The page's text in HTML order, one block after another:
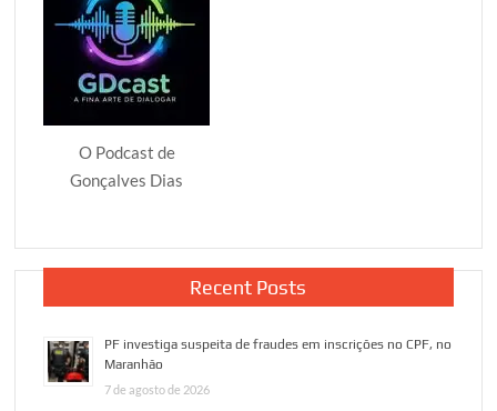
O Podcast de
Gonçalves Dias
Recent Posts
PF investiga suspeita de fraudes em inscrições no CPF, no
Maranhão
7 de agosto de 2026